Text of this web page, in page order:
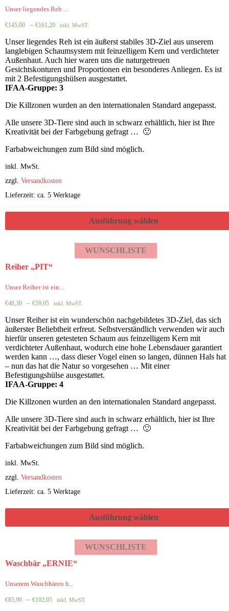
Unser liegendes Reh ...
€145,00 –€161,20 inkl. MwST.
Unser liegendes Reh ist ein äußerst stabiles 3D-Ziel aus unserem
langlebigen Schaumsystem mit feinzelligem Kern und verdichteter
Außenhaut. Auch hier waren uns die naturgetreuen
Gesichtskonturen und Proportionen ein besonderes Anliegen. Es ist
mit 2 Befestigungshülsen ausgestattet.
IFAA-Gruppe: 3
Die Killzonen wurden an den internationalen Standard angepasst.
Alle unsere 3D-Tiere sind auch in schwarz erhältlich, hier ist Ihre
Kreativität bei der Farbgebung gefragt … 🙂
Farbabweichungen zum Bild sind möglich.
inkl. MwSt.
zzgl.Versandkosten
Lieferzeit: ca. 5 Werktage
Ausführung wählen
WUNSCHLISTE
Reiher „PIT“
Unser Reiher ist ein...
€48,30 –€59,05 inkl. MwST.
Unser Reiher ist ein wunderschön nachgebildetes 3D-Ziel, das sich
äußerster Beliebtheit erfreut. Selbstverständlich verwenden wir auch
hierfür unseren getesteten Schaum aus feinzelligem Kern mit
verdichteter Außenhaut, wodurch eine hohe Lebensdauer garantiert
werden kann …, dass dieser Vogel einen so langen, dünnen Hals hat
– nun das hat die Natur so vorgesehen … Mit einer
Befestigungshülse ausgestattet.
IFAA-Gruppe: 4
Die Killzonen wurden an den internationalen Standard angepasst.
Alle unsere 3D-Tiere sind auch in schwarz erhältlich, hier ist Ihre
Kreativität bei der Farbgebung gefragt … 🙂
Farbabweichungen zum Bild sind möglich.
inkl. MwSt.
zzgl.Versandkosten
Lieferzeit: ca. 5 Werktage
Ausführung wählen
WUNSCHLISTE
Waschbär „ERNIE“
Unserem Waschbären h...
€85,90 –€102,05 inkl. MwST.